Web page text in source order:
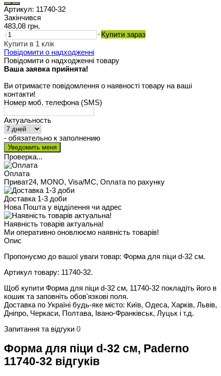
Артикул: 11740-32
Закінчився
483,08 грн.
-
+Купити зараз
Купити в 1 клік
Повідомити о надходженні
Повідомити о надходженні товару
Ваша заявка прийнята!
Ви отримаєте повідомлення о наявності товару на ваші
контакти!
Номер моб. телефона (SMS)
Актуальность
- обязательно к заполнению
Проверка...
Оплата
Приват24, MONO, Visa/MC, Оплата по рахунку
Доставка 1-3 доби
Нова Пошта у відділення чи адрес
Наявність товарів актуальна!
Ми оперативно оновлюємо наявність товарів!
Опис
Пропонуємо до вашої уваги товар: Форма для піци d-32 см.
Артикул товару: 11740-32.
Щоб купити Форма для піци d-32 см, 11740-32 покладіть його в
кошик та заповніть обов'язкові поля.
Доставка по Україні будь-яке місто: Київ, Одеса, Харків, Львів,
Дніпро, Черкаси, Полтава, Івано-Франківськ, Луцьк і т.д.
Запитання та відгуки 0
Форма для піци d-32 см, Paderno
11740-32 відгуків